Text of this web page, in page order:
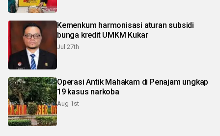
Kemenkum harmonisasi aturan subsidi
bunga kredit UMKM Kukar
Jul 27th
Operasi Antik Mahakam di Penajam ungkap
19 kasus narkoba
Aug 1st